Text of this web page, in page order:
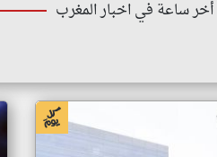
أخر ساعة في اخبار المغرب